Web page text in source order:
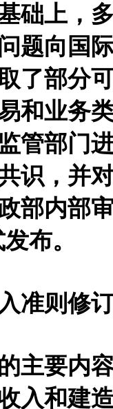
础上，
题向国
了部分
和业务
管部门
识，并
部内部
布。
则修订
要内
和建造